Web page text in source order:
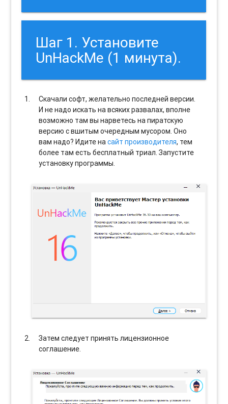
Шаг 1. Установите
UnHackMe (1 минута).
Скачали софт, желательно последней версии.
И не надо искать на всяких развалах, вполне
возможно там вы нарветесь на пиратскую
версию с вшитым очередным мусором. Оно
вам надо? Идите насайт производителя, тем
более там есть бесплатный триал. Запустите
установку программы.
Затем следует принять лицензионное
соглашение.